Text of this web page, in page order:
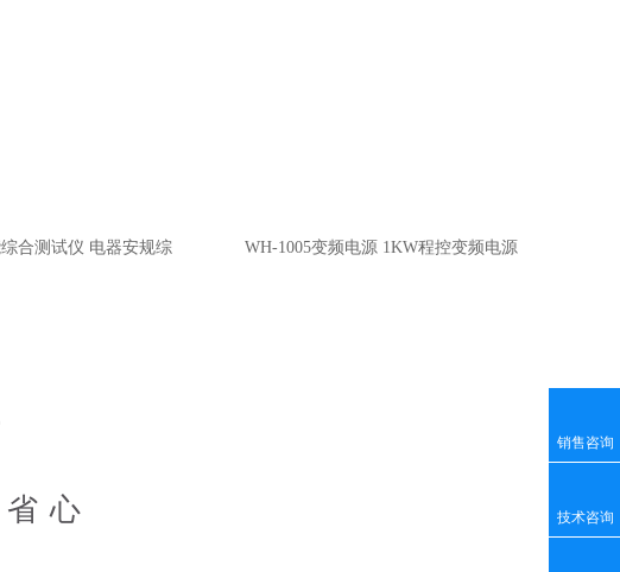
合测试仪 电器安规综
WH-1005变频电源 1KW程控变频电源
心
销售咨询
技术咨询